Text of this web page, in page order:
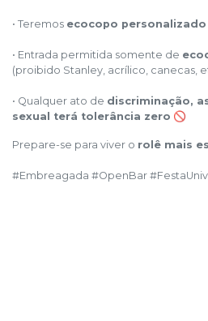
• Teremos ecocopo personalizado
• Entrada permitida somente de
(proibido Stanley, acrílico, canecas,
• Qualquer ato de discriminação,
sexual terá tolerância zero 🚫
Prepare-se para viver o rolê mais
#Embreagada #OpenBar